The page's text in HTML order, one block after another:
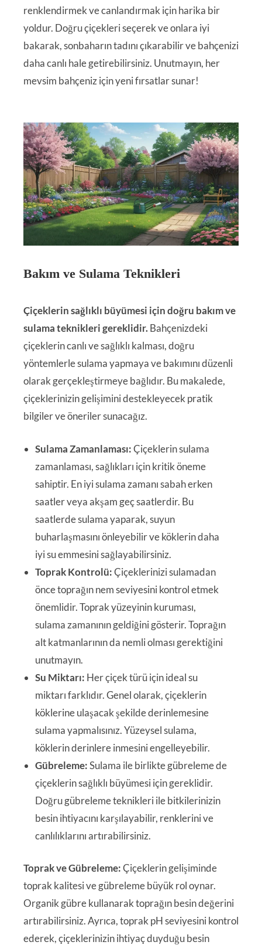
renklendirmek ve canlandırmak için harika bir
yoldur. Doğru çiçekleri seçerek ve onlara iyi
bakarak, sonbaharın tadını çıkarabilir ve bahçenizi
daha canlı hale getirebilirsiniz. Unutmayın, her
mevsim bahçeniz için yeni fırsatlar sunar!
Bakım ve Sulama Teknikleri
Çiçeklerin sağlıklı büyümesi için doğru bakım ve
sulama teknikleri gereklidir.Bahçenizdeki
çiçeklerin canlı ve sağlıklı kalması, doğru
yöntemlerle sulama yapmaya ve bakımını düzenli
olarak gerçekleştirmeye bağlıdır. Bu makalede,
çiçeklerinizin gelişimini destekleyecek pratik
bilgiler ve öneriler sunacağız.
Sulama Zamanlaması:Çiçeklerin sulama
zamanlaması, sağlıkları için kritik öneme
sahiptir. En iyi sulama zamanı sabah erken
saatler veya akşam geç saatlerdir. Bu
saatlerde sulama yaparak, suyun
buharlaşmasını önleyebilir ve köklerin daha
iyi su emmesini sağlayabilirsiniz.
Toprak Kontrolü:Çiçeklerinizi sulamadan
önce toprağın nem seviyesini kontrol etmek
önemlidir. Toprak yüzeyinin kuruması,
sulama zamanının geldiğini gösterir. Toprağın
alt katmanlarının da nemli olması gerektiğini
unutmayın.
Su Miktarı: Her çiçek türü için ideal su
miktarı farklıdır. Genel olarak, çiçeklerin
köklerine ulaşacak şekilde derinlemesine
sulama yapmalısınız. Yüzeysel sulama,
köklerin derinlere inmesini engelleyebilir.
Gübreleme:Sulama ile birlikte gübreleme de
çiçeklerin sağlıklı büyümesi için gereklidir.
Doğru gübreleme teknikleri ile bitkilerinizin
besin ihtiyacını karşılayabilir, renklerini ve
canlılıklarını artırabilirsiniz.
Toprak ve Gübreleme:Çiçeklerin gelişiminde
toprak kalitesi ve gübreleme büyük rol oynar.
Organik gübre kullanarak toprağın besin değerini
artırabilirsiniz. Ayrıca, toprak pH seviyesini kontrol
ederek, çiçeklerinizin ihtiyaç duyduğu besin